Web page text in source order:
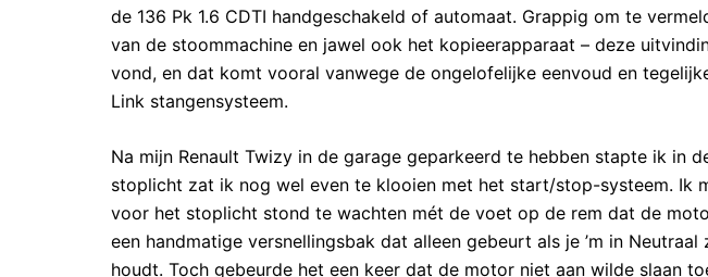
de 136 Pk 1.6 CDTI handgeschakeld of automaat. Grappig om te
van de stoommachine en jawel ook het kopieerapparaat – deze
vond, en dat komt vooral vanwege de ongelofelijke eenvoud en
Link stangensysteem.
Na mijn Renault Twizy in de garage geparkeerd te hebben stapte ik in
stoplicht zat ik nog wel even te klooien met het start/stop-systeem. Ik
voor het stoplicht stond te wachten mét de voet op de rem dat de
een handmatige versnellingsbak dat alleen gebeurt als je ’m in
houdt. Toch gebeurde het een keer dat de motor niet aan wilde slaan